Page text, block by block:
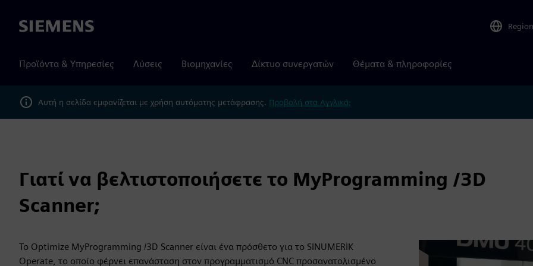
Siemens Region
Προϊόντα & Υπηρεσίες Λύσεις Βιομηχανίες Δίκτυο συνεργατών Θέματα & πληροφορίες
Αυτή η σελίδα εμφανίζεται με χρήση αυτόματης μετάφρασης. Προβολή στα Αγγλικά;
Γιατί να βελτιστοποιήσετε το MyProgramming /3D
Scanner;
Το Optimize MyProgramming /3D Scanner είναι ένα πρόσθετο για το SINUMERIK
Operate, το οποίο φέρνει επανάσταση στον προγραμματισμό CNC προσανατολισμένο